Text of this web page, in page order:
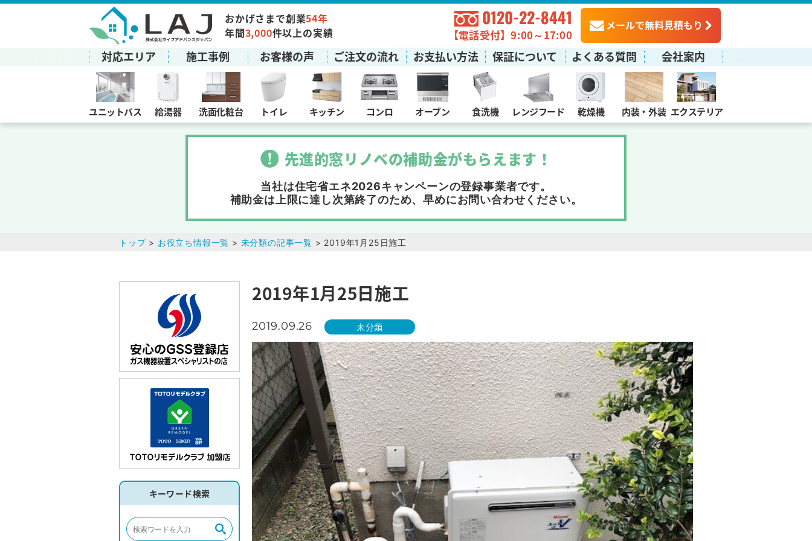
おかげさまで創業54年
年間3,000件以上の実績
0120-22-8441
【電話受付】9:00～17:00
メールで無料見積もり
対応エリア 施工事例 お客様の声 ご注文の流れ お支払い方法 保証について よくある質問 会社案内
ユニットバス 給湯器 洗面化粧台 トイレ キッチン コンロ オーブン 食洗機 レンジフード 乾燥機 内装・外装 エクステリア
先進的窓リノベの補助金がもらえます ！
当社は住宅省エネ2026キャンペーンの登録事業者です。
補助金は上限に達し次第終了のため、早めにお問い合わせください。
トップ> お役立ち情報一覧 > 未分類の記事一覧 > 2019年1月25日施工
キーワード検索
2019年1月25日施工
2019.09.26 未分類